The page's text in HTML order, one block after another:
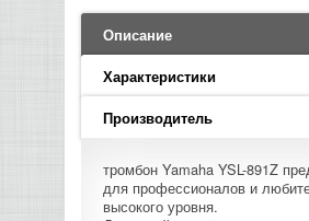
УСИЛИТЕЛИ
МИКШЕРЫ ЦИФРОВЫЕ
САБВУФЕРЫ
LED PAR
БАСОВЫЕ УСИЛИТЕЛИ И
ГИТАРНЫЕ
КЛАВИШНЫЕ КОМБО
СТОЙКИ ДЛЯ
ПРЕАМПЫ И
ПРОЦЕССОРЫ
ФЛЕЙТЫ
ПРОИГРЫВАТЕЛИ
ВИДЕО РЕКОРДЕРЫ
ВИДЕО КОНВЕРТЕРЫ
АКУСТИЧЕСКИЕ
ГРОМКОГОВОРИТЕЛИ
АНОНСЫ НОВИНОК
ИНФОРМАЦИЯ
О МАГАЗИНЕ
Описание
Характеристики
Производитель
тромбон Yamaha YSL-891Z
для профессионалов и
высокого уровня.